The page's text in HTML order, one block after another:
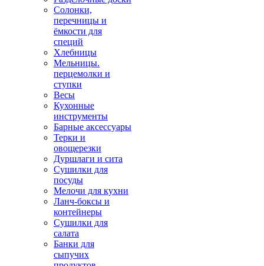
Солонки,
перечницы и
ёмкости для
специй
Хлебницы
Мельницы.
перцемолки и
ступки
Весы
Кухонные
инструменты
Барные аксессуары
Терки и
овощерезки
Дуршлаги и сита
Сушилки для
посуды
Мелочи для кухни
Ланч-боксы и
контейнеры
Сушилки для
салата
Банки для
сыпучих